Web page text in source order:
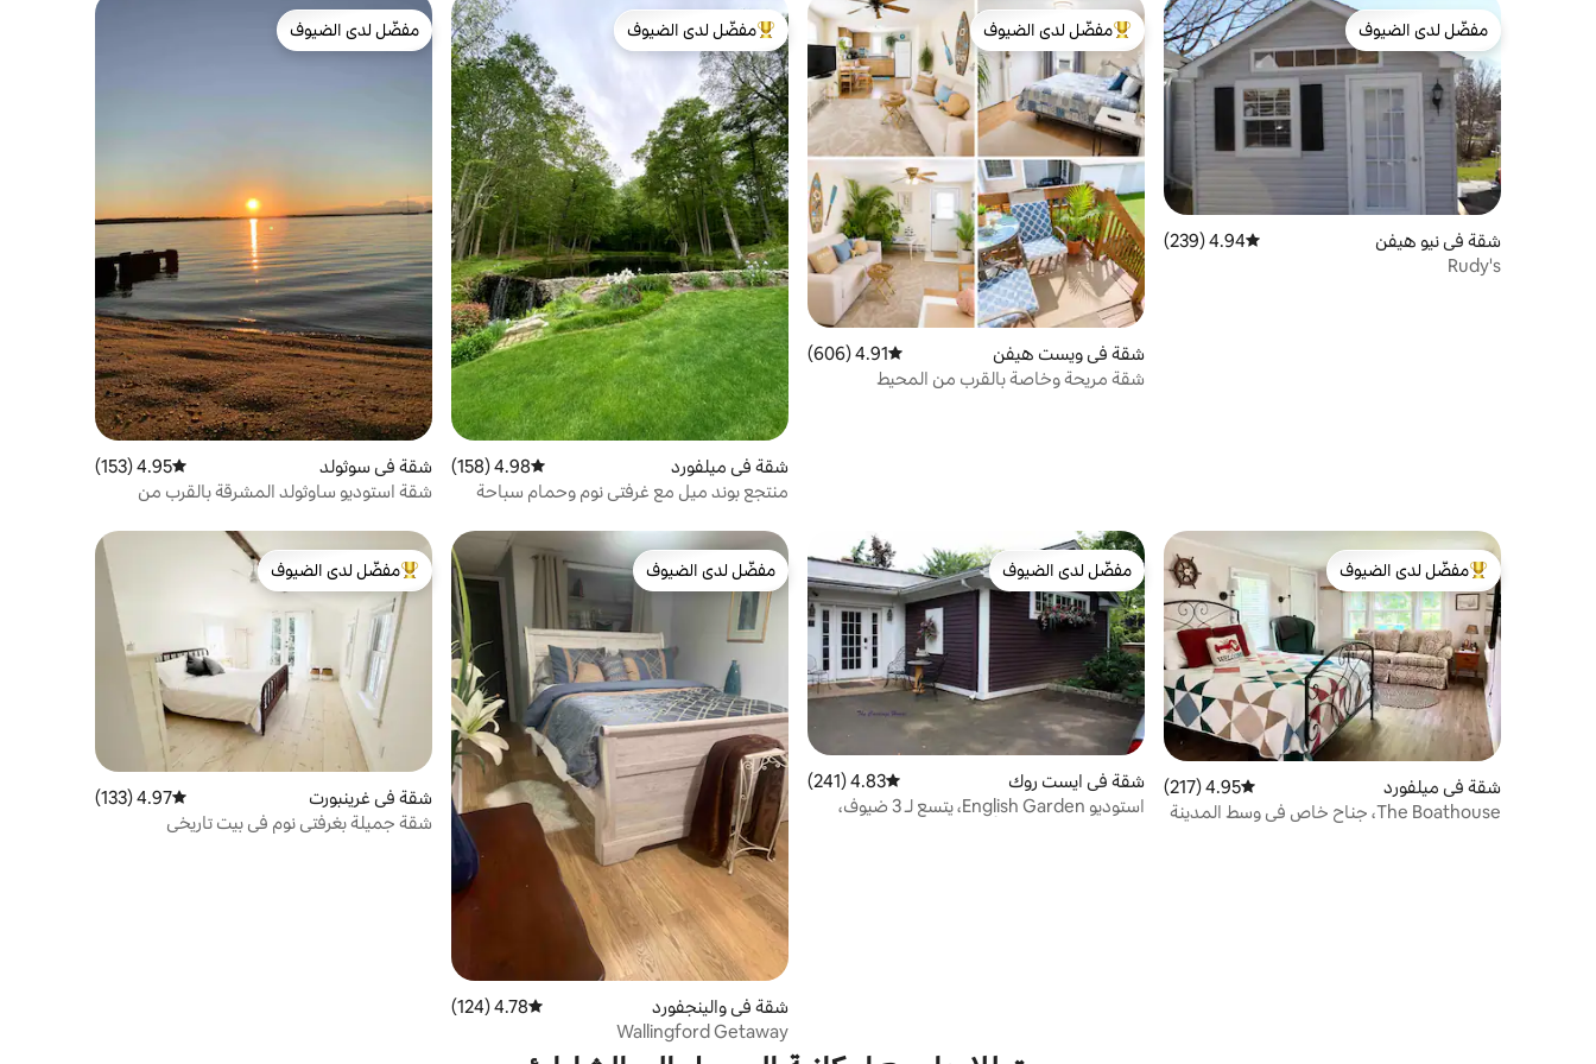
مفضّل لدى الضيوف
مفضّل لدى الضيوف
شقة في نيو هيفن متوسط التقييم 4.94 من 5، 239 مراجعات
4.94 (239)
Rudy's
من أبرز البيوت المفضّلة لدى الضيوف
مفضّل لدى الضيوف
شقة في ويست هيفن متوسط التقييم 4.91 من 5، 606 مراجعات
4.91 (606)
شقة مريحة وخاصة بالقرب من المحيط
من أبرز البيوت المفضّلة لدى الضيوف
مفضّل لدى الضيوف
شقة في ميلفورد متوسط التقييم 4.98 من 5، 158 مراجعات
4.98 (158)
منتجع بوند ميل مع غرفتي نوم وحمام سباحة
مفضّل لدى الضيوف
مفضّل لدى الضيوف
شقة في سوثولد متوسط التقييم 4.95 من 5، 153 مراجعات
4.95 (153)
شقة استوديو ساوثولد المشرقة بالقرب من
من أبرز البيوت المفضّلة لدى الضيوف
مفضّل لدى الضيوف
شقة في ميلفورد متوسط التقييم 4.95 من 5، 217 مراجعات
4.95 (217)
The Boathouse، جناح خاص في وسط المدينة
مفضّل لدى الضيوف
مفضّل لدى الضيوف
شقة في ايست روك متوسط التقييم 4.83 من 5، 241 مراجعات
4.83 (241)
استوديو English Garden، يتسع لـ 3 ضيوف،
مفضّل لدى الضيوف
مفضّل لدى الضيوف
شقة في والينجفورد متوسط التقييم 4.78 من 5، 124 مراجعات
4.78 (124)
Wallingford Getaway
من أبرز البيوت المفضّلة لدى الضيوف
مفضّل لدى الضيوف
شقة في غرينبورت متوسط التقييم 4.97 من 5، 133 مراجعات
4.97 (133)
شقة جميلة بغرفتي نوم في بيت تاريخي